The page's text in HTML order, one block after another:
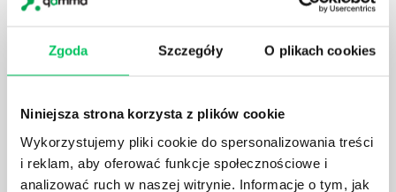
Zgoda Szczegóły O plikach cookies
Niniejsza strona korzysta z plików cookie
Wykorzystujemy pliki cookie do spersonalizowania treści
i reklam, aby oferować funkcje społecznościowe i
analizować ruch w naszej witrynie. Informacje o tym, jak
POWINIEN MIEĆ BRYGADZISTA?
Nawet zespół złożony z doskonale wykształconych i
kompetentnych pracowników nie będzie w stanie
niezbędna jest osoba nadzorująca wszystkie
czynności wykonywane przez pracowników.